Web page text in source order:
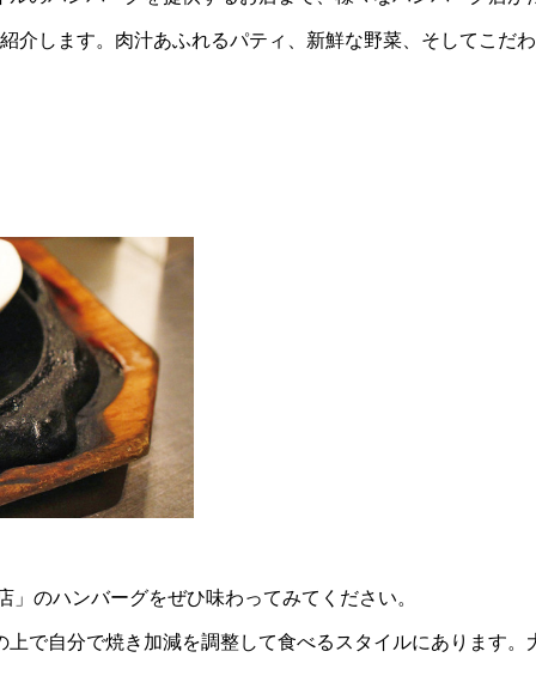
します。肉汁あふれるパティ、新鮮な野菜、そしてこだ
のハンバーグをぜひ味わってみてください。
で自分で焼き加減を調整して食べるスタイルにあります